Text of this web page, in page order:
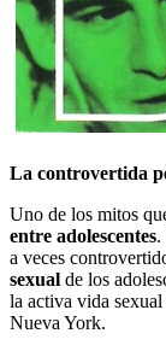
La controvertida
Uno de los mitos
entre adolescentes.
a veces
sexual de los
la activa vida
Nueva York.